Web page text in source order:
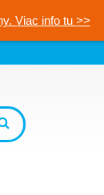
Viac info tu >>